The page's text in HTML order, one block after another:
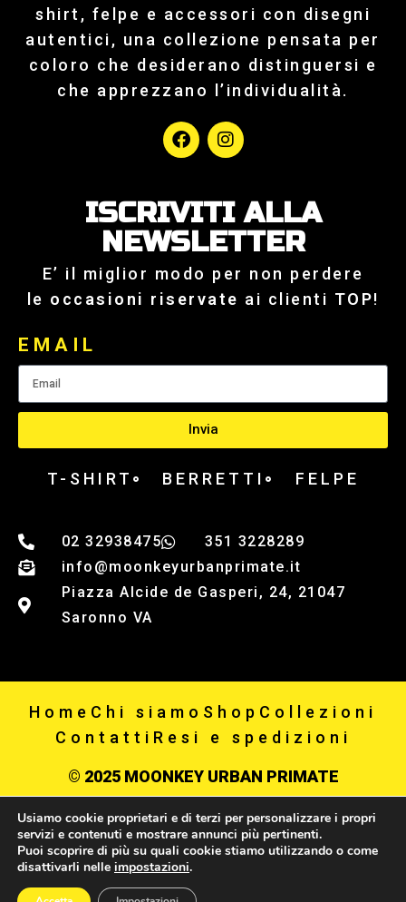
shirt, felpe e accessori con disegni
autentici, una collezione pensata per
coloro che desiderano distinguersi e
che apprezzano l’individualità.
ISCRIVITI ALLA
NEWSLETTER
E’ il miglior modo per non perdere
le occasioni riservate ai clienti TOP!
EMAIL
Invia
T-SHIRT BERRETTI FELPE
02 32938475
351 3228289
info@moonkeyurbanprimate.it
Piazza Alcide de Gasperi, 24, 21047
Saronno VA
Home Chi siamo Shop Collezioni
Contatti Resi e spedizioni
© 2025 MOONKEY URBAN PRIMATE
Privacy policy
P IVA 03867650123
Usiamo cookie proprietari e di terzi per personalizzare i propri
servizi e contenuti e mostrare annunci più pertinenti.
Puoi scoprire di più su quali cookie stiamo utilizzando o come
disattivarli nelle impostazioni.